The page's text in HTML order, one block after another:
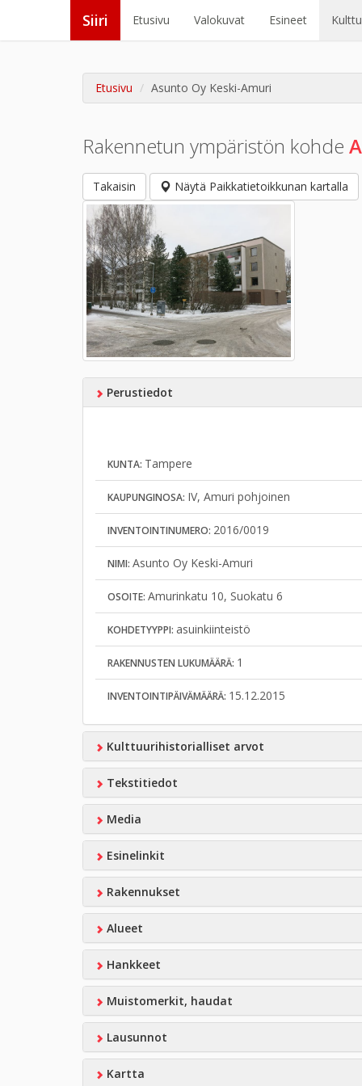
Siiri Etusivu Valokuvat Esineet
Etusivu Asunto Oy Keski-Amuri
Rakennetun ympäristön kohde
Takaisin Näytä Paikkatietoikkunan kartalla
Perustiedot
KUNTA: Tampere
KAUPUNGINOSA: IV, Amuri pohjoinen
INVENTOINTINUMERO: 2016/0019
NIMI: Asunto Oy Keski-Amuri
OSOITE: Amurinkatu 10, Suokatu 6
KOHDETYYPPI: asuinkiinteistö
RAKENNUSTEN LUKUMÄÄRÄ: 1
INVENTOINTIPÄIVÄMÄÄRÄ: 15.12.2015
Kulttuurihistorialliset arvot
Tekstitiedot
Media
Esinelinkit
Rakennukset
Alueet
Hankkeet
Muistomerkit, haudat
Lausunnot
Kartta